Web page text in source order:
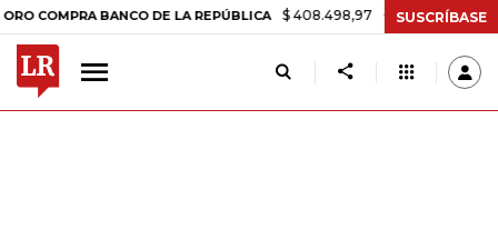
BANCO DE LA REPÚBLICA $ 408.498,97 +$ 8.753,81 +2,19%
SUSCRÍBASE